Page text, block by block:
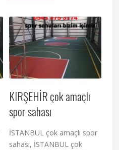
KIRŞEHİR çok amaçlı
spor sahası
İSTANBUL çok amaçlı spor
sahası, İSTANBUL çok